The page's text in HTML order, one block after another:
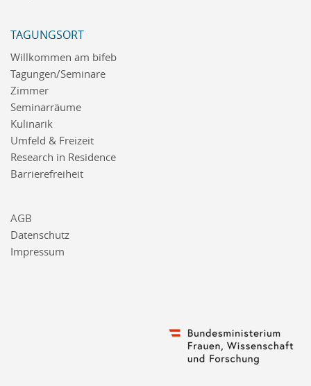
TAGUNGSORT
Willkommen am bifeb
Tagungen/Seminare
Zimmer
Seminarräume
Kulinarik
Umfeld & Freizeit
Research in Residence
Barrierefreiheit
AGB
Datenschutz
Impressum